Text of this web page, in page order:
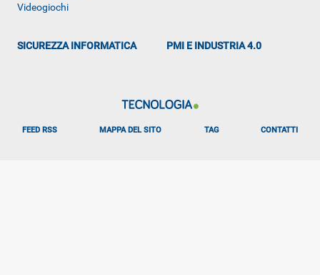
Videogiochi
SICUREZZA INFORMATICA PMI E INDUSTRIA 4.0
FEED RSS MAPPA DEL SITO TAG CONTATTI